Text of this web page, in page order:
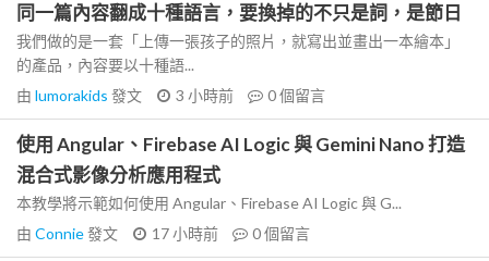
同一篇內容翻成十種語言，要換掉的不只是詞，是節日
我們做的是一套「上傳一張孩子的照片，就寫出並畫出一本繪本」
的產品，內容要以十種語...
由 lumorakids 發文 3 小時前 0個留言
使用 Angular、Firebase AI Logic 與 Gemini Nano 打造
混合式影像分析應用程式
本教學將示範如何使用 Angular、Firebase AI Logic 與 G...
由 Connie發文 17 小時前 0個留言